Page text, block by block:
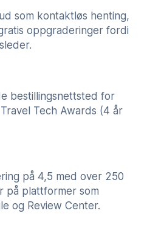
som kontaktløs henting,
oppgraderinger fordi
bestillingsnettsted for
Tech Awards (4 år
på 4,5 med over 250
på plattformer som
og Review Center.